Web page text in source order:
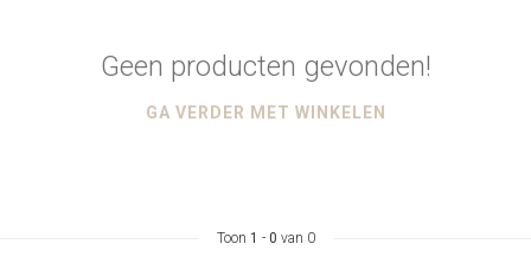
Geen producten gevonden!
GA VERDER MET WINKELEN
Toon 1 - 0 van 0